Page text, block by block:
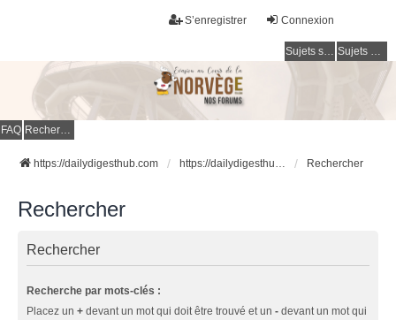
Connexion
S’enregistrer
Sujets sans réponse Sujets actifs
FAQ Rechercher
https://dailydigesthub.com https://dailydigesthub.com Rechercher
Rechercher
Rechercher
Recherche par mots-clés :
Placez un + devant un mot qui doit être trouvé et un - devant un mot qui